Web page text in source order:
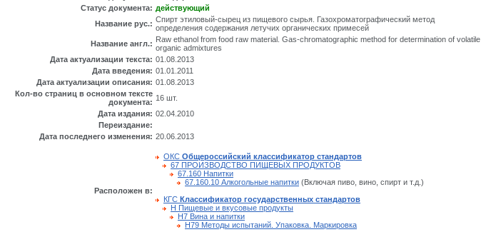
Статус документа: действующий
Название рус.: Спирт этиловый-сырец из пищевого сырья. Газохроматографический метод
определения содержания летучих органических примесей
Название англ.: Raw ethanol from food raw material. Gas-chromatographic method for determination of volatile
organic admixtures
Дата актуализации текста: 01.08.2013
Дата введения: 01.01.2011
Дата актуализации описания: 01.08.2013
Кол-во страниц в основном тексте
документа: 16 шт.
Дата издания: 02.04.2010
Переиздание:
Дата последнего изменения: 20.06.2013
Расположен в:
ОКС Общероссийский классификатор стандартов
67 ПРОИЗВОДСТВО ПИЩЕВЫХ ПРОДУКТОВ
67.160 Напитки
67.160.10 Алкогольные напитки (Включая пиво, вино, спирт и т.д.)
КГС Классификатор государственных стандартов
Н Пищевые и вкусовые продукты
Н7 Вина и напитки
Н79 Методы испытаний. Упаковка. Маркировка